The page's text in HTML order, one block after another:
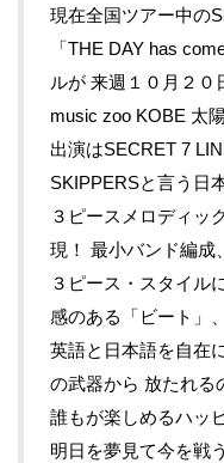
現在全国ツアー中の
「THE DAY has
ルが 来週１０月２０
music zoo KOBE 太
出演はSECRET 7
SKIPPERSと言う日
３ピースメロディッ
現！ 最小バンド編成、
３ピース・スタイル
感のある「ビート」、
英語と日本語を自在
の武器から 放たれる
誰もが楽しめるハッ
明日を夢見て今を戦